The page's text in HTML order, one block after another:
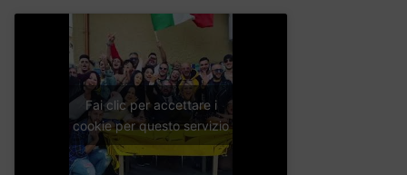
Fai clic per accettare i
cookie per questo servizio